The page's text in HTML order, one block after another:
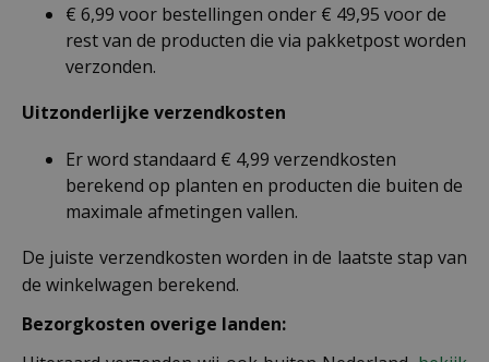
€ 6,99 voor bestellingen onder € 49,95 voor de
rest van de producten die via pakketpost worden
verzonden.
Uitzonderlijke verzendkosten
Er word standaard € 4,99 verzendkosten
berekend op planten en producten die buiten de
maximale afmetingen vallen.
De juiste verzendkosten worden in de laatste stap van
de winkelwagen berekend.
Bezorgkosten overige landen: